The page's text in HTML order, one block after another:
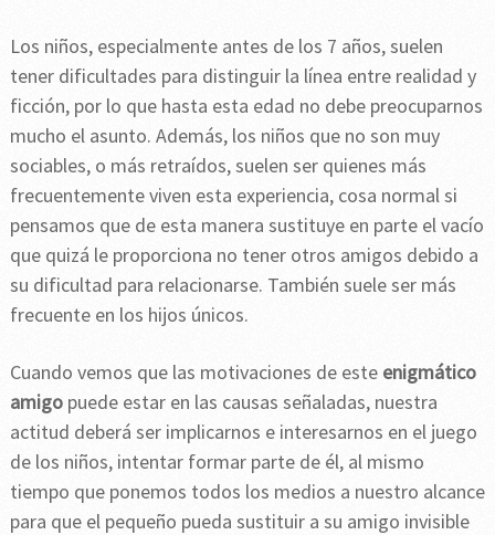
Los niños, especialmente antes de los 7 años, suelen
tener dificultades para distinguir la línea entre realidad y
ficción, por lo que hasta esta edad no debe preocuparnos
mucho el asunto. Además, los niños que no son muy
sociables, o más retraídos, suelen ser quienes más
frecuentemente viven esta experiencia, cosa normal si
pensamos que de esta manera sustituye en parte el vacío
que quizá le proporciona no tener otros amigos debido a
su dificultad para relacionarse. También suele ser más
frecuente en los hijos únicos.
Cuando vemos que las motivaciones de este enigmático
amigopuede estar en las causas señaladas, nuestra
actitud deberá ser implicarnos e interesarnos en el juego
de los niños, intentar formar parte de él, al mismo
tiempo que ponemos todos los medios a nuestro alcance
para que el pequeño pueda sustituir a su amigo invisible